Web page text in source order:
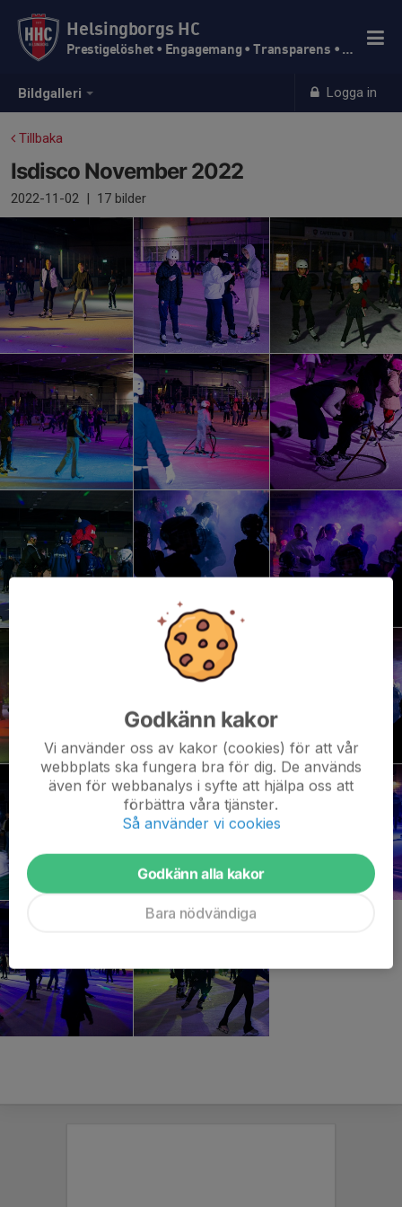
Bildgalleri Logga in
Helsingborgs HC
Prestigelöshet • Engagemang • Transparens • Trivsel
Tillbaka
Isdisco November 2022
2022-11-02 | 17 bilder
Godkänn kakor
Vi använder oss av kakor (cookies) för att vår
webbplats ska fungera bra för dig. De används
även för webbanalys i syfte att hjälpa oss att
förbättra våra tjänster.
Så använder vi cookies
Godkänn alla kakor
Bara nödvändiga